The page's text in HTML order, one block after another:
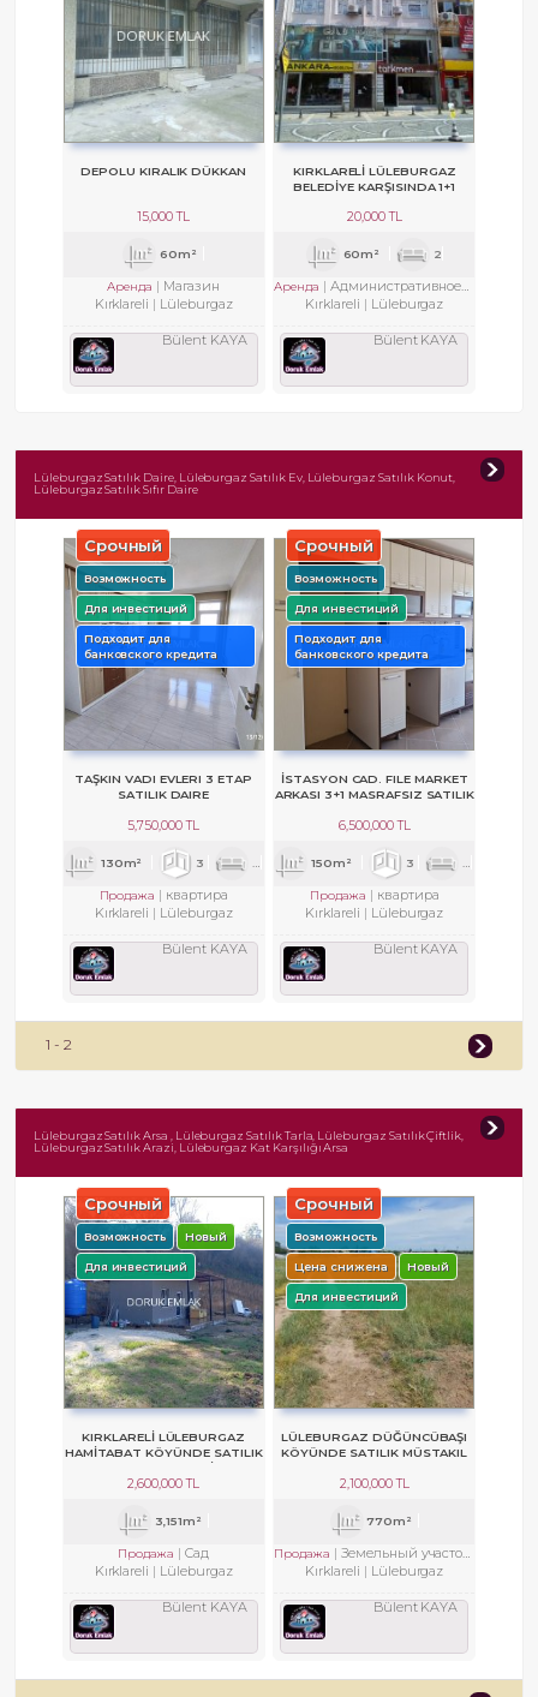
DEPOLU KIRALIK DÜKKAN
15,000 TL
60m²
Аренда
Магазин
Kırklareli
Lüleburgaz
Bülent KAYA
KIRKLARELİ LÜLEBURGAZ
BELEDİYE KARŞISINDA 1+1
20,000 TL
60m² 2
Аренда
Административное/офисное здание
Kırklareli
Lüleburgaz
Bülent KAYA
Lüleburgaz Satılık Daire, Lüleburgaz Satılık Ev, Lüleburgaz Satılık Konut,
Lüleburgaz Satılık Sıfır Daire
Срочный
Возможность
Для инвестиций
Подходит для
банковского кредита
TAŞKIN VADI EVLERI 3 ETAP
SATILIK DAIRE
5,750,000 TL
130m² 3 2
Продажа
квартира
Kırklareli
Lüleburgaz
Bülent KAYA
Срочный
Возможность
Для инвестиций
Подходит для
банковского кредита
İSTASYON CAD. FILE MARKET
ARKASI 3+1 MASRAFSIZ SATILIK
6,500,000 TL
150m² 3
Продажа
квартира
Kırklareli
Lüleburgaz
Bülent KAYA
1 - 2
Lüleburgaz Satılık Arsa , Lüleburgaz Satılık Tarla, Lüleburgaz Satılık Çiftlik,
Lüleburgaz Satılık Arazi, Lüleburgaz Kat Karşılığı Arsa
Срочный
Возможность Новый
Для инвестиций
KIRKLARELİ LÜLEBURGAZ
HAMİTABAT KÖYÜNDE SATILIK
MEYVE BAHÇESİ
2,600,000 TL
3,151m²
Продажа
Сад
Kırklareli
Lüleburgaz
Bülent KAYA
Срочный
Возможность
Цена снижена Новый
Для инвестиций
LÜLEBURGAZ DÜĞÜNCÜBAŞI
KÖYÜNDE SATILIK MÜSTAKIL
2,100,000 TL
770m²
Продажа
Земельный участок с разрешением на строительство
Kırklareli
Lüleburgaz
Bülent KAYA